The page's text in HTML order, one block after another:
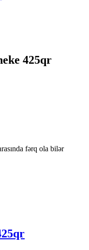
425qr
fərq ola bilər